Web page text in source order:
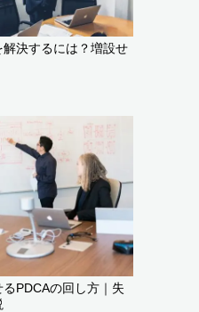
決するには？増設せ
PDCAの回し方｜失